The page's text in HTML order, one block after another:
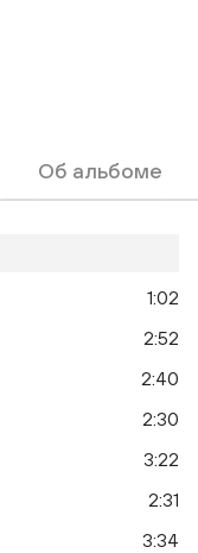
Об альбоме
1:02
2:52
2:40
2:30
3:22
2:31
3:34